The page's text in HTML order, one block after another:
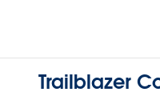
Trailblazer